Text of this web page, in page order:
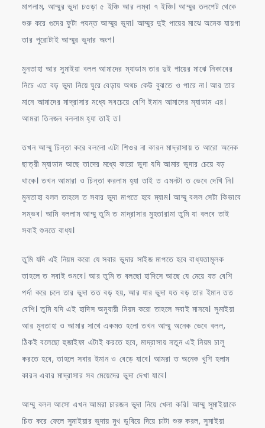
মাপলাম, আম্মুর ভুদা চওড়া ৫ ইঞ্চি আর লম্বা ৭ ইঞ্চি। আম্মুর তলপেট থেকে
শুরু করে গুদের ফুটা পযন্ত আম্মুর ভুদা। আম্মুর দুই পায়ের মাঝে অনেক যায়গা
তার পুরোটাই আম্মুর ভুদার অংশ।
মুনতাহা আর সুমাইয়া বলল আমাদের ম্যাডাম তার দুই পায়ের মাঝে নিকাবের
নিচে এত বড় ভুদা নিয়ে ঘুরে বেড়ায় অথচ কেউ বুঝতে ও পারে না। আর তার
মানে আমাদের মাদ্রাসার মধ্যে সবচেয়ে বেশি ইমান আমাদের ম্যাডাম এর।
আমরা তিনজন বললাম হ্যা তাই ত।
তখন আম্মু চিন্তা করে বললো এটা শিওর না কারন মাদ্রাসায় ত আরো অনেক
ছাত্রী ম্যাডাম আছে তাদের মধ্যে কারো ভুদা যদি আমার ভুদার চেয়ে বড়
থাকে। তখন আমারা ও চিন্তা করলাম হ্যা তাই ত এমনটা ত ভেবে দেখি নি।
মুনতাহা বলল তাহলে ত সবার ভুদা মাপতে হবে ম্যাম। আম্মু বলল সেটা কিভাবে
সম্ভব। আমি বললাম আম্মু তুমি ত মাদ্রাসার মুহতারামা তুমি যা বলবে তাই
সবাই শুনতে বাধ্য।
তুমি যদি এই নিয়ম করো যে সবার ভুদার সাইজ মাপতে হবে বাধ্যতামূলক
তাহলে ত সবাই শুনবে। আর তুমি ত বলছো হাদিসে আছে যে মেয়ে যত বেশি
পর্দা করে চলে তার ভুদা তত বড় হয়, আর যার ভুদা যত বড় তার ইমান তত
বেশি। তুমি যদি এই হাদিস অনুযায়ী নিয়ম করো তাহলে সবাই মানবে। সুমাইয়া
আর মুনতাহা ও আমার সাথে একমত হলো তখন আম্মু অনেক ভেবে বলল,
ঠিকই বলেছো হুজাইফা এটাই করতে হবে, মাদ্রাসায় নতুন এই নিয়ম চালু
করতে হবে, তাহলে সবার ইমান ও বেড়ে যাবে। আমরা ত অনেক খুশি হলাম
কারন এবার মাদ্রাসার সব মেয়েদের ভুদা দেখা যাবে।
আম্মু বলল আসো এখন আমরা চারজন ভুদা নিয়ে খেলা করি। আম্মু সুমাইয়াকে
চিত করে ফেলে সুমাইয়ার ভুদায় মুখ ডুবিয়ে দিয়ে চাটা শুরু করল, সুমাইয়া